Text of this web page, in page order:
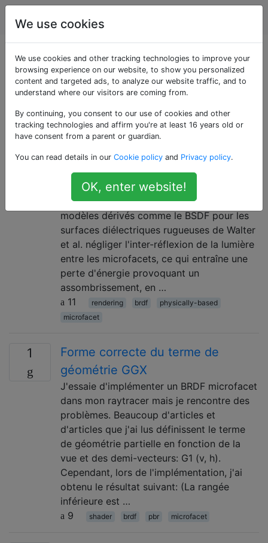
Infographie
Questions marquées
«microfacet»
1
Compensation de la perte
d'énergie dans les modèles BSDF
à microfacettes à diffusion unique
Des modèles de surface à base de
microfacets à diffusion unique comme le
BRDF Torrance-Sparrow original ou des
modèles dérivés comme le BSDF pour les
surfaces diélectriques rugueuses de Walter
et al. négliger l'inter-réflexion de la lumière
entre les microfacets, ce qui entraîne une
perte d'énergie provoquant un
assombrissement, en …
11
rendering brdf
physically-based
microfacet
1
Forme correcte du terme de
géométrie GGX
J'essaie d'implémenter un BRDF microfacet
dans mon raytracer mais je rencontre des
problèmes. Beaucoup d'articles et
d'articles que j'ai lus définissent le terme
de géométrie partielle en fonction de la
vue et des demi-vecteurs: G1 (v, h).
Cependant, lors de l'implémentation, j'ai
obtenu le résultat suivant: (La rangée
inférieure est …
9
shader brdf pbr microfacet
We use cookies
We use cookies and other tracking technologies to improve your
browsing experience on our website, to show you personalized
content and targeted ads, to analyze our website traffic, and to
understand where our visitors are coming from.
By continuing, you consent to our use of cookies and other
tracking technologies and affirm you're at least 16 years old or
have consent from a parent or guardian.
You can read details in our Cookie policy and Privacy policy.
OK, enter website!